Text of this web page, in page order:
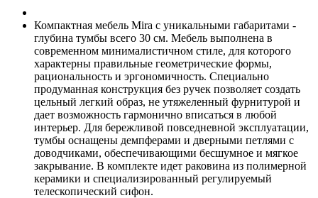
Компактная мебель Mira с уникальными габаритами -
глубина тумбы всего 30 см. Мебель выполнена в
современном минималистичном стиле, для которого
характерны правильные геометрические формы,
рациональность и эргономичность. Специально
продуманная конструкция без ручек позволяет создать
цельный легкий образ, не утяжеленный фурнитурой и
дает возможность гармонично вписаться в любой
интерьер. Для бережливой повседневной эксплуатации,
тумбы оснащены демпферами и дверными петлями с
доводчиками, обеспечивающими бесшумное и мягкое
закрывание. В комплекте идет раковина из полимерной
керамики и специализированный регулируемый
телескопический сифон.